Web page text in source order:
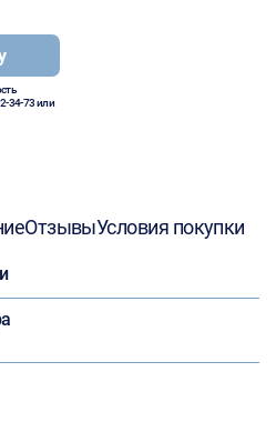
34-73или
ОтзывыУсловия покупки